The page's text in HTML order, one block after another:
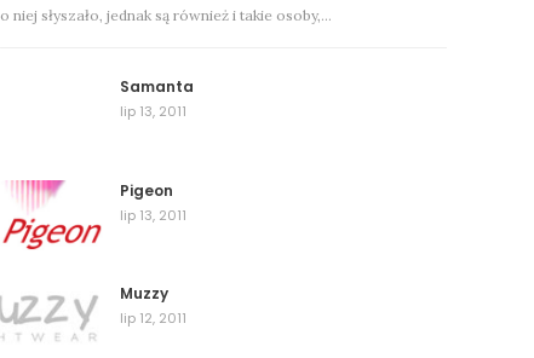
o niej słyszało, jednak są również i takie osoby,…
Samanta
lip 13, 2011
Pigeon
lip 13, 2011
Muzzy
lip 12, 2011